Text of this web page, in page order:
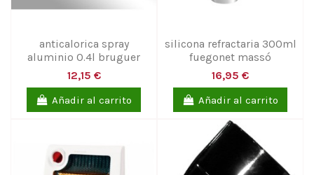
anticalorica spray
aluminio 0.4l bruguer
12,15 €
Añadir al carrito
silicona refractaria 300ml
fuegonet massó
16,95 €
Añadir al carrito